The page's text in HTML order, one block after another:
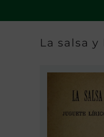
La salsa